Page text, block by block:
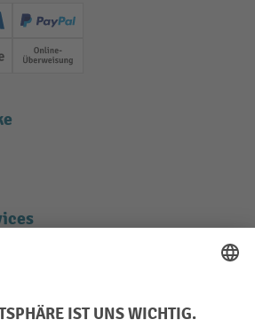
(Visa)
PayPal
Online-Überweisung